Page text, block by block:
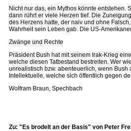
Nicht nur das, ein Mythos könnte
dann rührt er viele Herzen tief. Die
des Herzens hatte, der naiv und ohne
Wahrheit sein Leben gab. Die US-
Zwänge und Rechte
Präsident Bush hat mit seinem Irak-Krieg
welche diesen Tatbestand bestreiten. Wer
unrealistisch bzw. abenteuerlich, wenn
Intellektuelle, welche sich öffentlich gegen
Wolfram Braun, Spechbach
Zu: "Es brodelt an der Basis" von Peter